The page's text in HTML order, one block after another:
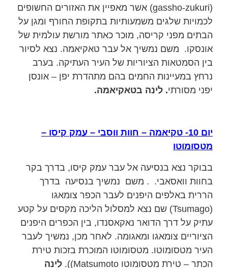
(gassho-zukuri) אשר מאפיין את האזורים החשופים
לכמויות שלגים משמעותיות בתקופת החורף ומגן על
הבתים מפני קריסה, מוכר כאתר מורשת עולמית של
אונסקו. משם נמשיך אל עבר טאקיאמה. נצא לסיור
בין הסמטאות הציוריות של העיר העתיקה. בערב
נרחץ במעיינות החמים בהם מתהדרת יפן – אונסן
יפני מסורתי. לינה בטאקיאמה.
יום 10- טקיאמה – חוות ווסבי – עמק קיסו –
מטסומוטו
בבוקר נצא בנסיעה אל עבר עמק קיסו, בדרך בקר
בחוות וואסאבי. . משם נמשיך בנסיעה בדרך
הררית באלפים היפנים לעבר הכפר צומאגו
(Tsumago) שם נצא למסלול הליכה מקסים על קטע
עתיק על דרך הדואר נאקאסנדו, בין הכפרים היפנים
הציוריים צומאגו ומאגומה. לאחר מכן, נמשיך לעבר
העיר מטסומוטו. מטסומוטו המוכרת בזכות טירת
הכתר – טירת מטסומוטו Matsumoto)).
לינה